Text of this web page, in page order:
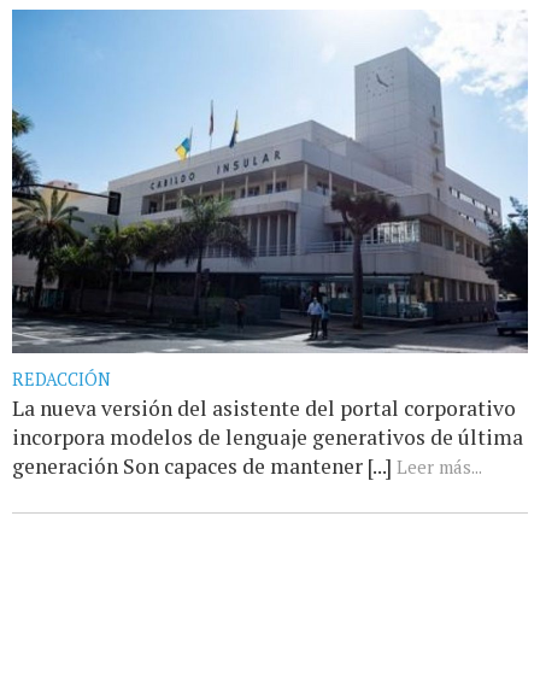
REDACCIÓN
La nueva versión del asistente del portal corporativo
incorpora modelos de lenguaje generativos de última
generación Son capaces de mantener [...] Leer más...